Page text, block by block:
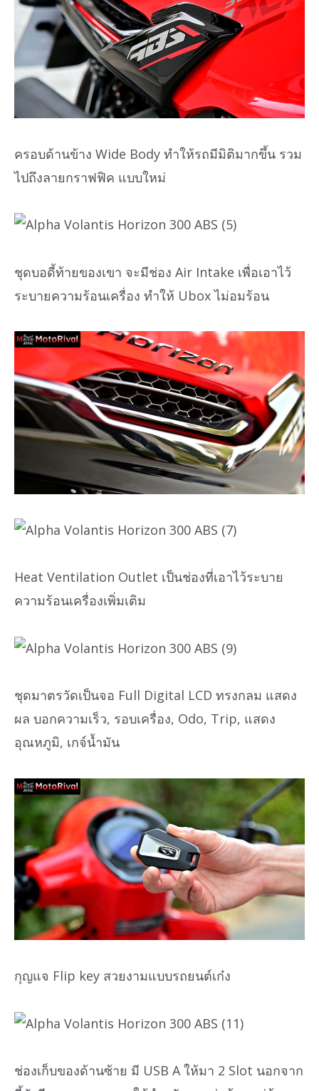
ครอบด้านข้าง Wide Body ทำให้รถมีมิติมากขึ้น รวม
ไปถึงลายกราฟฟิค แบบใหม่
ชุดบอดี้ท้ายของเขา จะมีช่อง Air Intake เพื่อเอาไว้
ระบายความร้อนเครื่อง ทำให้ Ubox ไม่อมร้อน
Heat Ventilation Outlet เป็นช่องที่เอาไว้ระบาย
ความร้อนเครื่องเพิ่มเติม
ชุดมาตรวัดเป็นจอ Full Digital LCD ทรงกลม แสดง
ผล บอกความเร็ว, รอบเครื่อง, Odo, Trip, แสดง
อุณหภูมิ, เกจ์น้ำมัน
กุญแจ Flip key สวยงามแบบรถยนต์เก๋ง
ช่องเก็บของด้านซ้าย มี USB A ให้มา 2 Slot นอกจาก